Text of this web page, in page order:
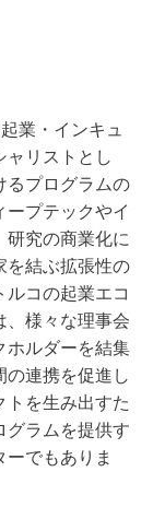
業・インキュ
ャリストとし
るプログラムの
プテックやイ
研究の商業化に
を結ぶ拡張性の
コの起業エコ
、様々な理事会
ホルダーを結集
の連携を促進し
トを生み出すた
グラムを提供す
でもありま